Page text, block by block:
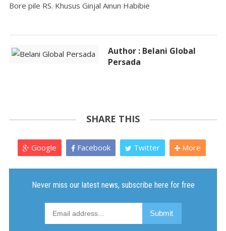
Bore pile RS. Khusus Ginjal Ainun Habibie
Author : Belani Global
Persada
SHARE THIS
Google Facebook Twitter More